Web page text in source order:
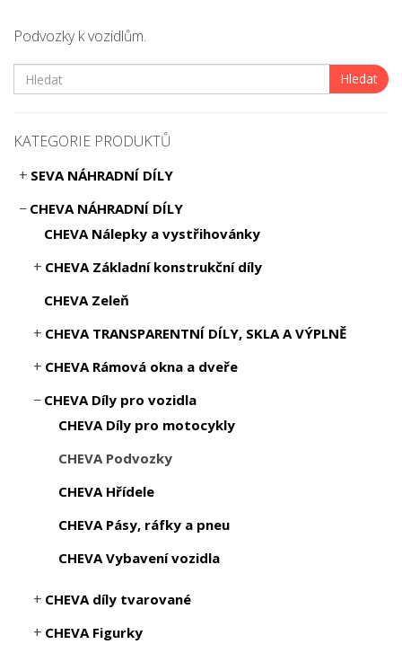
Podvozky k vozidlům.
Hledat
KATEGORIE PRODUKTŮ
SEVA NÁHRADNÍ DÍLY
CHEVA NÁHRADNÍ DÍLY
CHEVA Nálepky a vystřihovánky
CHEVA Základní konstrukční díly
CHEVA Zeleň
CHEVA TRANSPARENTNÍ DÍLY, SKLA A VÝPLNĚ
CHEVA Rámová okna a dveře
CHEVA Díly pro vozidla
CHEVA Díly pro motocykly
CHEVA Podvozky
CHEVA Hřídele
CHEVA Pásy, ráfky a pneu
CHEVA Vybavení vozidla
CHEVA díly tvarované
CHEVA Figurky